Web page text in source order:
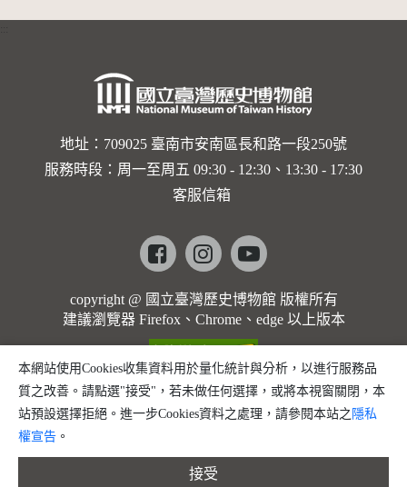
地址：709025 臺南市安南區長和路一段250號
服務時段：周一至周五 09:30 - 12:30、13:30 - 17:30
客服信箱
Facebookinstagramyoutube
copyright @ 國立臺灣歷史博物館 版權所有
建議瀏覽器 Firefox、Chrome、edge 以上版本
本網站使用Cookies收集資料用於量化統計與分析，以進行服務品
質之改善。請點選"接受"，若未做任何選擇，或將本視窗關閉，本
站預設選擇拒絕。進一步Cookies資料之處理，請參閱本站之 隱私
權宣告 。
接受